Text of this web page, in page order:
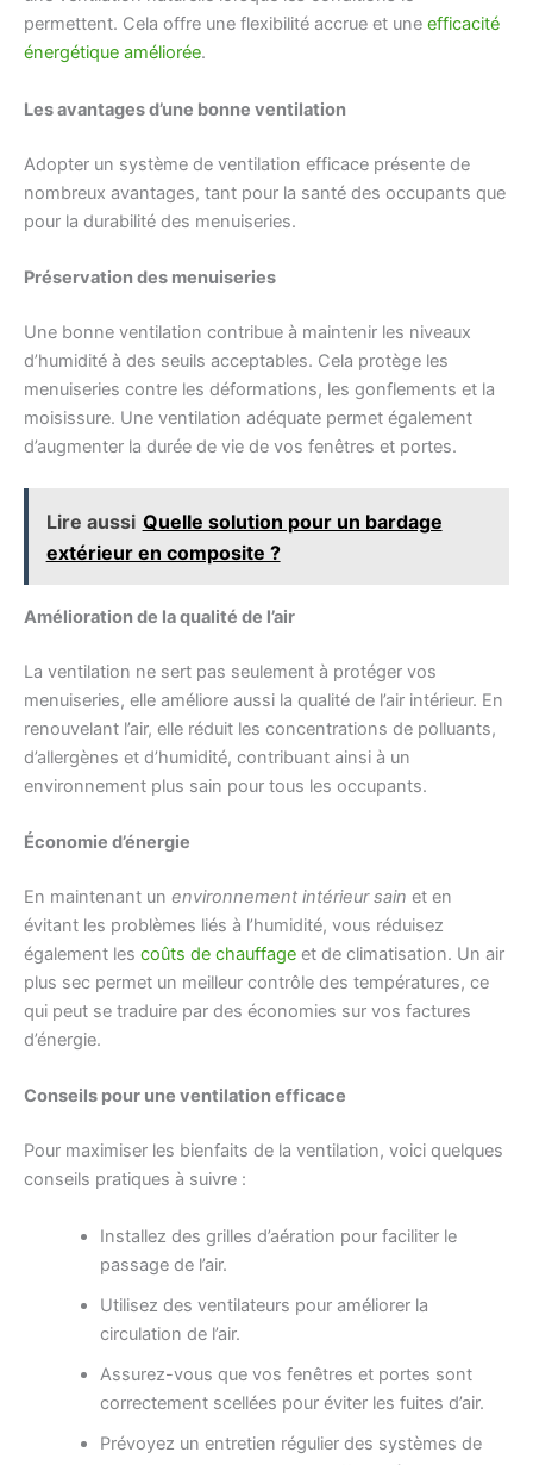
permettent. Cela offre une flexibilité accrue et une efficacité
énergétique améliorée.
Les avantages d’une bonne ventilation
Adopter un système de ventilation efficace présente de
nombreux avantages, tant pour la santé des occupants que
pour la durabilité des menuiseries.
Préservation des menuiseries
Une bonne ventilation contribue à maintenir les niveaux
d’humidité à des seuils acceptables. Cela protège les
menuiseries contre les déformations, les gonflements et la
moisissure. Une ventilation adéquate permet également
d’augmenter la durée de vie de vos fenêtres et portes.
Lire aussi Quelle solution pour un bardage
extérieur en composite ?
Amélioration de la qualité de l’air
La ventilation ne sert pas seulement à protéger vos
menuiseries, elle améliore aussi la qualité de l’air intérieur. En
renouvelant l’air, elle réduit les concentrations de polluants,
d’allergènes et d’humidité, contribuant ainsi à un
environnement plus sain pour tous les occupants.
Économie d’énergie
En maintenant un environnement intérieur sain et en
évitant les problèmes liés à l’humidité, vous réduisez
également les coûts de chauffage et de climatisation. Un air
plus sec permet un meilleur contrôle des températures, ce
qui peut se traduire par des économies sur vos factures
d’énergie.
Conseils pour une ventilation efficace
Pour maximiser les bienfaits de la ventilation, voici quelques
conseils pratiques à suivre :
Installez des grilles d’aération pour faciliter le
passage de l’air.
Utilisez des ventilateurs pour améliorer la
circulation de l’air.
Assurez-vous que vos fenêtres et portes sont
correctement scellées pour éviter les fuites d’air.
Prévoyez un entretien régulier des systèmes de